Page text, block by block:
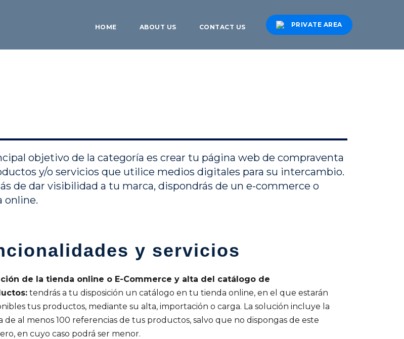
HOME ABOUT US CONTACT US PRIVATE AREA
objetivo de la categoría es crear tu página web de compraventa
y/o servicios que utilice medios digitales para su intercambio.
de dar visibilidad a tu marca, dispondrás de un e-commerce o
online.
y servicios
de la tienda online o E-Commerce y alta del catálogo de
tendrás a tu disposición un catálogo en tu tienda online, en el que estarán
tus productos, mediante su alta, importación o carga. La solución incluye la
de al menos 100 referencias de tus productos, salvo que no dispongas de este
en cuyo caso podrá ser menor.